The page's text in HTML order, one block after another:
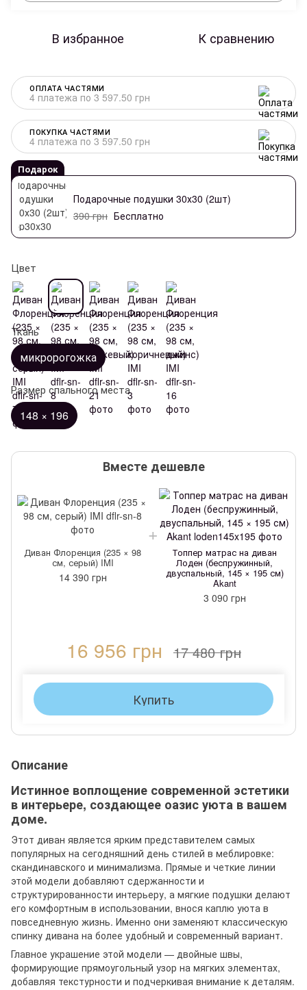
В избранное К сравнению
ОПЛАТА ЧАСТЯМИ
4 платежа по 3 597.50 грн
ПОКУПКА ЧАСТЯМИ
4 платежа по 3 597.50 грн
Подарок
Подарочные подушки 30х30 (2шт)
390 грн Бесплатно
Цвет
Ткань
микророгожка
Размер спального места
148 × 196
Вместе дешевле
Диван Флоренция (235 × 98
см, серый) IMI
14 390 грн
Топпер матрас на диван
Лоден (беспружинный,
двуспальный, 145 × 195 см)
Akant
3 090 грн
16 956 грн 17 480 грн
Купить
Описание
Истинное воплощение современной эстетики
в интерьере, создающее оазис уюта в вашем
доме.
Этот диван является ярким представителем самых
популярных на сегодняшний день стилей в меблировке:
скандинавского и минимализма. Прямые и четкие линии
этой модели добавляют сдержанности и
структурированности интерьеру, а мягкие подушки делают
его комфортным в использовании, внося каплю уюта в
повседневную жизнь. Именно они заменяют классическую
спинку дивана на более удобный и современный вариант.
Главное украшение этой модели — двойные швы,
формирующие прямоугольный узор на мягких элементах,
добавляя текстурности и подчеркивая внимание к деталям.